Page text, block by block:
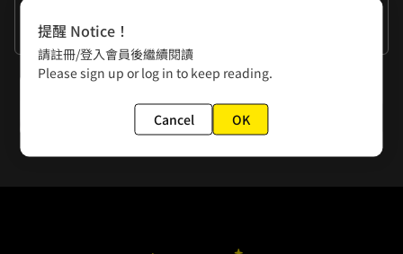
謝謝大家
下一話
第121話 形式上
提醒 Notice！
請註冊/登入會員後繼續閱讀
Please sign up or log in to keep reading.
Cancel OK